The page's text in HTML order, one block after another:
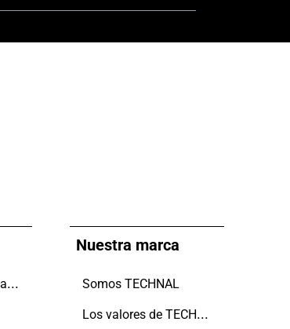
Impulsando la Descarbonización
Nuestra marca
Somos TECHNAL
Los valores de TECHNAL